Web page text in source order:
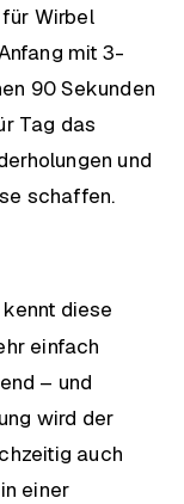
Wirbel
mit 3-
90 Sekunden
Tag das
und
schaffen.
diese
einfach
– und
wird der
auch
einer